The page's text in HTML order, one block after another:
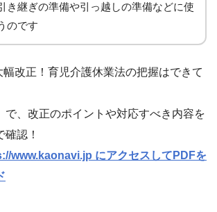
き継ぎの準備や引っ越しの準備などに使
のです
改正！育児介護休業法の把握はできて
で、改正のポイントや対応すべき内容を
認！
www.kaonavi.jp にアクセスしてPDFを